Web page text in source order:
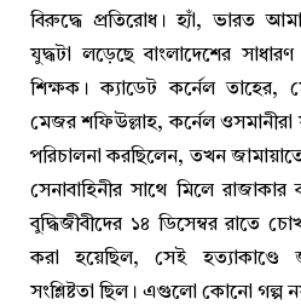
বিরুদ্ধে প্রতিরোধ। হ্যাঁ, ভারত
যুদ্ধটা লড়েছে বাংলাদেশের
শিক্ষক। ক্যাডেট কর্নেল
মেজর শফিউল্লাহ, কর্নেল ওসমানীরা
পরিচালনা করছিলেন, তখন জামায়াতে
সেনাবাহিনীর সাথে মিলে
বুদ্ধিজীবীদের ১৪ ডিসেম্বর রাতে
করা হয়েছিল, সেই হত্যাকাণ্ডে
সংশ্লিষ্টতা ছিল। এগুলো কোনো গল্প